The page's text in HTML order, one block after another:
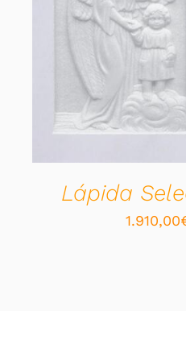
VER OPCIONES
Lápida
1.910,00